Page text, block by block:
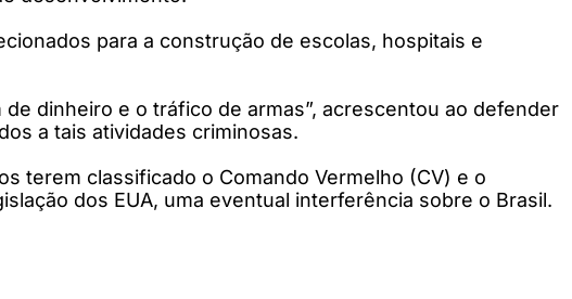
para a construção de escolas, hospitais e
dinheiro e o tráfico de armas”, acrescentou ao defender
a tais atividades criminosas.
terem classificado o Comando Vermelho (CV) e o
dos EUA, uma eventual interferência sobre o Brasil.